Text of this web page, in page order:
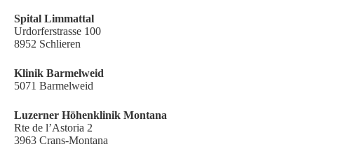
Spital Limmattal
Urdorferstrasse 100
8952 Schlieren
Klinik Barmelweid
5071 Barmelweid
Luzerner Höhenklinik Montana
Rte de l’Astoria 2
3963 Crans-Montana